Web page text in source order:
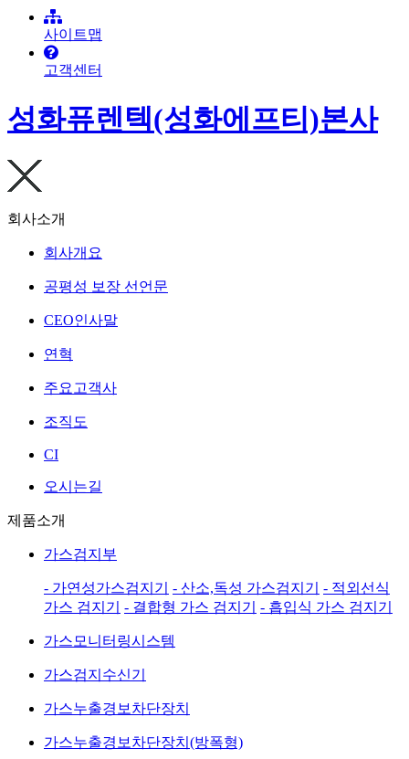
사이트맵
고객센터
성화퓨렌텍(성화에프티)본사
회사소개
회사개요
공평성 보장 선언문
CEO인사말
연혁
주요고객사
조직도
CI
오시는길
제품소개
가스검지부
- 가연성가스검지기 - 산소,독성 가스검지기
- 적외선식
가스 검지기
- 결합형 가스 검지기 - 흡입식 가스 검지기
가스모니터링시스템
가스검지수신기
가스누출경보차단장치
가스누출경보차단장치(방폭형)